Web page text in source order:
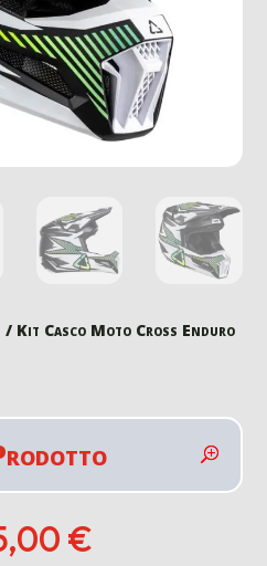
/ Kit Casco Moto Cross Enduro
€